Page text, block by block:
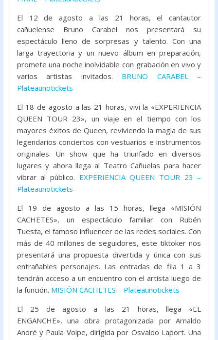
El 12 de agosto a las 21 horas, el cantautor
cañuelense Bruno Carabel nos presentará su
espectáculo lleno de sorpresas y talento. Con una
larga trayectoria y un nuevo álbum en preparación,
promete una noche inolvidable con grabación en vivo y
varios artistas invitados. BRUNO CARABEL –
Plateaunotickets
El 18 de agosto a las 21 horas, vivi la «EXPERIENCIA
QUEEN TOUR 23», un viaje en el tiempo con los
mayores éxitos de Queen, reviviendo la magia de sus
legendarios conciertos con vestuarios e instrumentos
originales. Un show que ha triunfado en diversos
lugares y ahora llega al Teatro Cañuelas para hacer
vibrar al público. EXPERIENCIA QUEEN TOUR 23 –
Plateaunotickets
El 19 de agosto a las 15 horas, llega «MISIÓN
CACHETES», un espectáculo familiar con Rubén
Tuesta, el famoso influencer de las redes sociales. Con
más de 40 millones de seguidores, este tiktoker nos
presentará una propuesta divertida y única con sus
entrañables personajes. Las entradas de fila 1 a 3
tendrán acceso a un encuentro con el artista luego de
la función. MISIÓN CACHETES – Plateaunotickets
El 25 de agosto a las 21 horas, llega «EL
ENGANCHE», una obra protagonizada por Arnaldo
André y Paula Volpe, dirigida por Osvaldo Laport. Una